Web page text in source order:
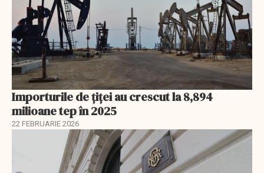
Importurile de țiței au crescut la 8,894
milioane tep în 2025
22 FEBRUARIE 2026